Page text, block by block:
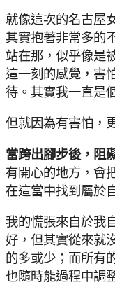
就像這次的名古屋
其實抱著非常多的
站在那，似乎像是
這一刻的感覺，害
待。其實我一直是
但就因為有害怕，
當跨出腳步後，阻
有開心的地方，會
在這當中找到屬於
我的慌張來自於我
好，但其實從來就
的多或少；而所有
也隨時能過程中調